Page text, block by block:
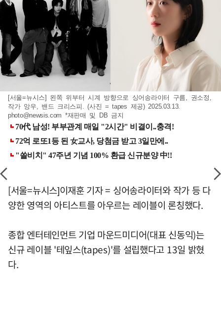
[서울=뉴시스] 왼쪽 위부터 시계 방향으로 싱어송라이터 구름, 권소정,
작가 앙우, 밴드 크리스피. (사진 = tapes 제공) 2025.03.13.
photo@newsis.com *재판매 및 DB 금지
[서울=뉴시스]이재훈 기자 = 싱어송라이터와 작가 등 다
양한 영역의 아티스트를 아우르는 레이블이 론칭했다.
종합 엔터테인먼트 기업 마운드미디어(대표 신동익)는
신규 레이블 '테잎스(tapes)'를 설립했다고 13일 밝혔
다.